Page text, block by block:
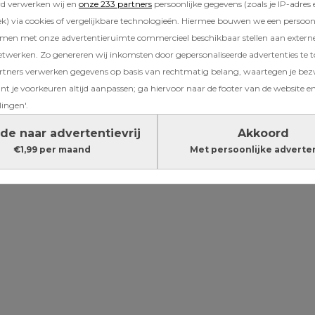
verwerken wij en onze 233 partners persoonlijke gegevens (zoals je IP-adres
via cookies of vergelijkbare technologieën. Hiermee bouwen we een
met onze advertentieruimte commercieel beschikbaar stellen aan
Zo genereren wij inkomsten door gepersonaliseerde advertenties te
verwerken gegevens op basis van rechtmatig belang, waartegen je
je voorkeuren altijd aanpassen; ga hiervoor naar de footer van de website
naar advertentievrij
€1,99 per maand
Akkoord
Met persoonlijke
moeder van een tweeling (1,5):
anderhalf jaar slaapt bijna nooit in een
hun dreumesen ’s avonds in schattige
de mijne meestal gewoon in bed in de outfit
naar de opvang weer aantrekken. Waarom?
Lees verder onder de advertentie